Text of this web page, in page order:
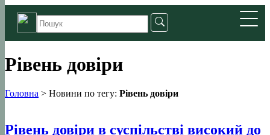
Рівень довіри
Головна > Новини по тегу: Рівень довіри
Рівень довіри в суспільстві високий до